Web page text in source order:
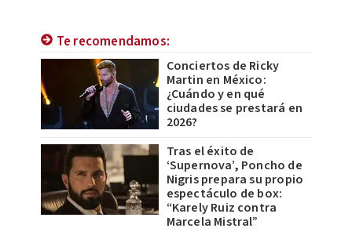
Te recomendamos:
Conciertos de Ricky
Martin en México:
¿Cuándo y en qué
ciudades se prestará en
2026?
Tras el éxito de
‘Supernova’, Poncho de
Nigris prepara su propio
espectáculo de box:
“Karely Ruiz contra
Marcela Mistral”